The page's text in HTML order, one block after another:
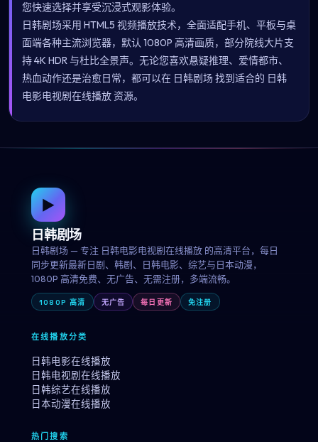
您快速选择并享受沉浸式观影体验。
日韩剧场采用 HTML5 视频播放技术，全面适配手机、平板与桌
面端各种主流浏览器，默认 1080P 高清画质，部分院线大片支
持 4K HDR 与杜比全景声。无论您喜欢悬疑推理、爱情都市、
热血动作还是治愈日常，都可以在 日韩剧场 找到适合的 日韩
电影电视剧在线播放 资源。
▶
日韩剧场
日韩剧场 — 专注 日韩电影电视剧在线播放 的高清平台，每日
同步更新最新日剧、韩剧、日韩电影、综艺与日本动漫，
1080P 高清免费、无广告、无需注册，多端流畅。
1080P 高清 无广告 每日更新 免注册
在线播放分类
日韩电影在线播放
日韩电视剧在线播放
日韩综艺在线播放
日本动漫在线播放
热门搜索